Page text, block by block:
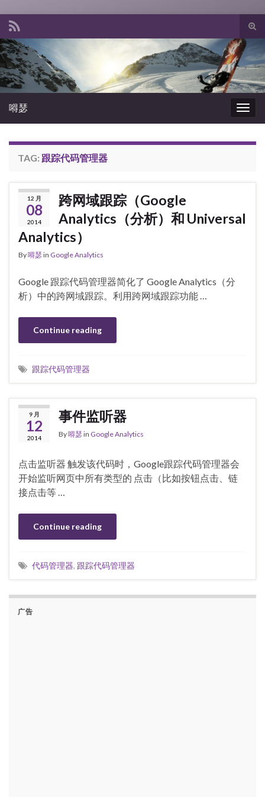
嘚瑟
TAG: 跟踪代码管理器
12 月
08
2014
跨网域跟踪（Google
Analytics（分析）和 Universal
Analytics）
By嘚瑟 in Google Analytics
Google 跟踪代码管理器简化了 Google Analytics（分
析）中的跨网域跟踪。利用跨网域跟踪功能 …
Continue reading
跟踪代码管理器
9 月
12
2014
事件监听器
By嘚瑟 in Google Analytics
点击监听器 触发该代码时，Google跟踪代码管理器会
开始监听网页中所有类型的 点击（比如按钮点击、链
接点击等 …
Continue reading
代码管理器, 跟踪代码管理器
广告